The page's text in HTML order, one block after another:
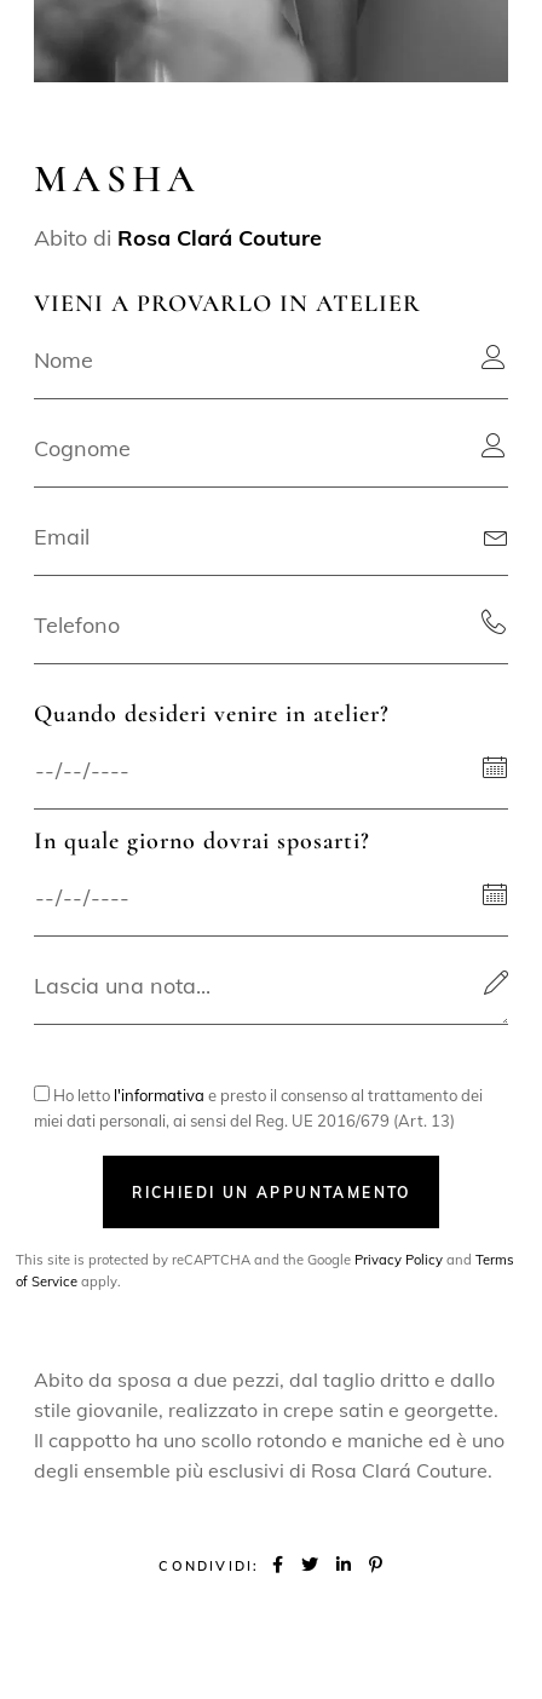
MASHA
Abito di Rosa Clará Couture
VIENI A PROVARLO IN ATELIER
Quando desideri venire in atelier?
In quale giorno dovrai sposarti?
Ho letto l'informativa e presto il consenso al trattamento dei
miei dati personali, ai sensi del Reg. UE 2016/679 (Art. 13)
RICHIEDI UN APPUNTAMENTO
This site is protected by reCAPTCHA and the Google Privacy Policy andTerms
of Service apply.
Abito da sposa a due pezzi, dal taglio dritto e dallo
stile giovanile, realizzato in crepe satin e georgette.
Il cappotto ha uno scollo rotondo e maniche ed è uno
degli ensemble più esclusivi di Rosa Clará Couture.
CONDIVIDI: